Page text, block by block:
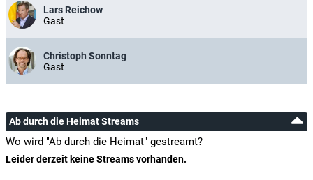
Lars Reichow
Gast
Christoph Sonntag
Gast
Ab durch die Heimat Streams
Wo wird "Ab durch die Heimat" gestreamt?
Leider derzeit keine Streams vorhanden.